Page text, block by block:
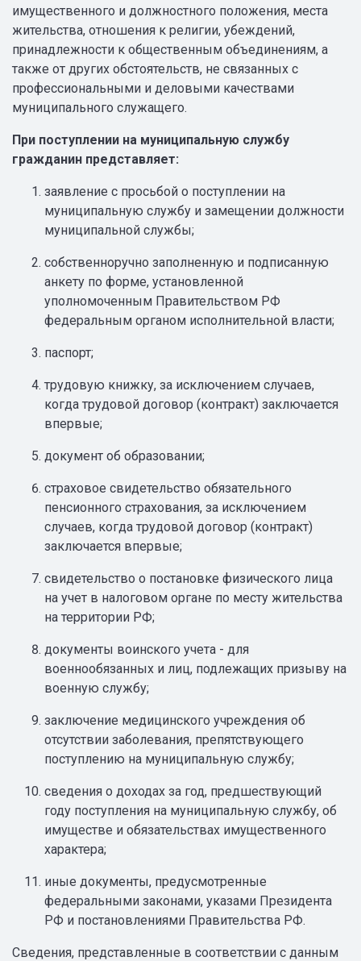
имущественного и должностного положения, места
жительства, отношения к религии, убеждений,
принадлежности к общественным объединениям, а
также от других обстоятельств, не связанных с
профессиональными и деловыми качествами
муниципального служащего.
При поступлении на муниципальную службу
гражданин представляет:
заявление с просьбой о поступлении на
муниципальную службу и замещении должности
муниципальной службы;
собственноручно заполненную и подписанную
анкету по форме, установленной
уполномоченным Правительством РФ
федеральным органом исполнительной власти;
паспорт;
трудовую книжку, за исключением случаев,
когда трудовой договор (контракт) заключается
впервые;
документ об образовании;
страховое свидетельство обязательного
пенсионного страхования, за исключением
случаев, когда трудовой договор (контракт)
заключается впервые;
свидетельство о постановке физического лица
на учет в налоговом органе по месту жительства
на территории РФ;
документы воинского учета - для
военнообязанных и лиц, подлежащих призыву на
военную службу;
заключение медицинского учреждения об
отсутствии заболевания, препятствующего
поступлению на муниципальную службу;
сведения о доходах за год, предшествующий
году поступления на муниципальную службу, об
имуществе и обязательствах имущественного
характера;
иные документы, предусмотренные
федеральными законами, указами Президента
РФ и постановлениями Правительства РФ.
Сведения, представленные в соответствии с данным